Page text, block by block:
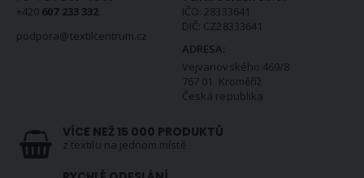
+420 607 233 332
podpora@textilcentrum.cz
IČO: 28333641
DIČ: CZ28333641
ADRESA:
Vejvanovského 469/8
767 01 Kroměříž
Česká republika
VÍCE NEŽ 15 000 PRODUKTŮ
z textilu na jednom místě